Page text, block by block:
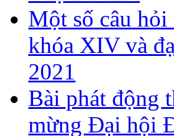
Một số câu
khóa XIV và
2021
Bài phát động
mừng Đại hội